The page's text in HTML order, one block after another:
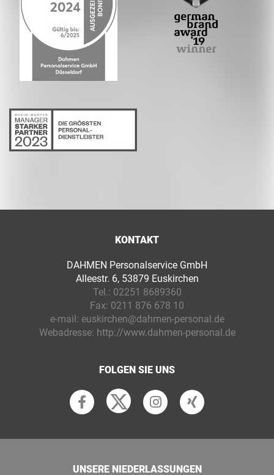
KONTAKT
DAHMEN Personalservice GmbH
Alleestr. 6, 53879 Euskirchen
Tel.: 02251 8689360
Fax: 0211 876 678 10
e-mail: euskirchen@dahmen-personal.de
Webadresse: http://www.dahmen-personal.de
FOLGEN SIE UNS
UNSERE NIEDERLASSUNGEN